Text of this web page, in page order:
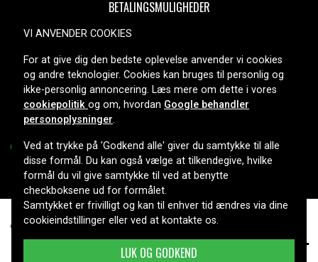
Quasar VM-40AC, 9,6V, 2100mAh 174 kr.
BETALINGSMULIGHEDER
LEVERINGSMULIGHEDER
Copyright © 2026, Spares Nordic AB
VI ANVENDER COOKIES
For at give dig den bedste oplevelse anvender vi cookies
og andre teknologier. Cookies kan bruges til personlig og
ikke-personlig annoncering. Læs mere om dette i vores
cookiepolitik og om, hvordan Google behandler
personoplysninger.
Ved at trykke på 'Godkend alle' giver du samtykke til alle
disse formål. Du kan også vælge at tilkendegive, hvilke
formål du vil give samtykke til ved at benytte
checkboksene ud for formålet.
Samtykket er frivilligt og kan til enhver tid ændres via dine
cookieindstillinger eller ved at kontakte os.
LUK OG GODKEND